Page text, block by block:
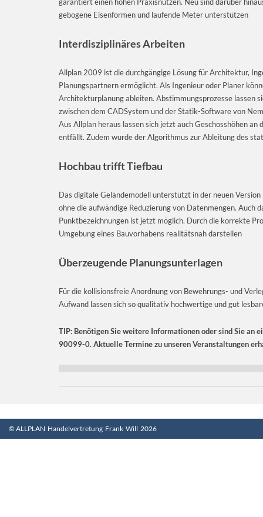
gebogene Eisenformen und laufende Meter unterstützen
Interdisziplinäres Arbeiten
Allplan 2009 ist die durchgängige Lösung für Architektur,
Planungspartnern ermöglicht. Als Ingenieur oder Planer
Architekturplanung ableiten. Abstimmungsprozesse lassen
zwischen dem CADSystem und der Statik-Software von
Aus Allplan heraus lassen sich jetzt auch Geschosshöhen
entfällt. Zudem wurde der Algorithmus zur Ableitung des
Hochbau trifft Tiefbau
Das digitale Geländemodell unterstützt in der neuen
ohne die aufwändige Reduzierung von Datenmengen. Auch
Punktbezeichnungen ist jetzt möglich. Durch die korrekte
Umgebung eines Bauvorhabens realitätsnah darstellen
Überzeugende Planungsunterlagen
Für die kollisionsfreie Anordnung von Bewehrungs- und
Aufwand lassen sich so qualitativ hochwertige und gut
TIP: Benötigen Sie weitere Informationen oder sind Sie an
90099-0. Aktuelle Termine zu unseren Veranstaltungen
© ALLPLAN Handelvertretung Frank Will 2026